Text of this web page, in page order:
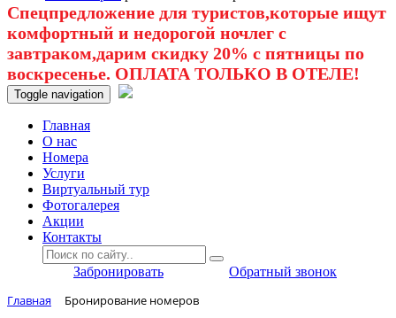
Спецпредложение для туристов,которые ищут
комфортный и недорогой ночлег с
завтраком,дарим скидку 20% с пятницы по
воскресенье. ОПЛАТА ТОЛЬКО В ОТЕЛЕ!
Toggle navigation
Главная
O нас
Номера
Услуги
Виртуальный тур
Фотогалерея
Акции
Контакты
Забронировать Обратный звонок
Главная Бронирование номеров